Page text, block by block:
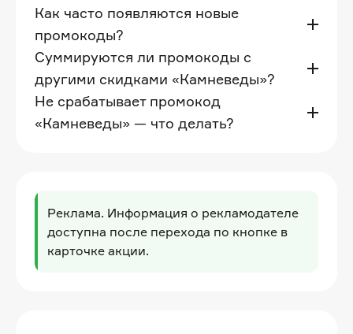
Как часто появляются новые
промокоды?
Суммируются ли промокоды с
другими скидками «Камневеды»?
Не срабатывает промокод
«Камневеды» — что делать?
Реклама. Информация о рекламодателе
доступна после перехода по кнопке в
карточке акции.